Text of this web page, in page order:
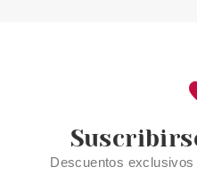
Descuentos